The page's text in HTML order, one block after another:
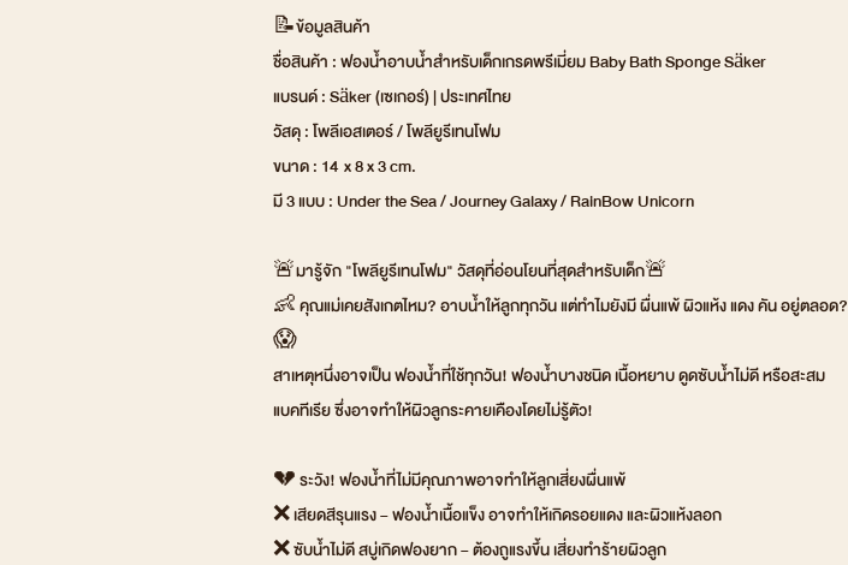
📝ข้อมูลสินค้า
ชื่อสินค้า : ฟองน้ำอาบน้ำสำหรับเด็กเกรดพรีเมี่ยม Baby Bath Sponge Säker
แบรนด์ : Säker (เซเกอร์) | ประเทศไทย
วัสดุ : โพลีเอสเตอร์ / โพลียูรีเทนโฟม
ขนาด : 14 x 8 x 3 cm.
มี 3 แบบ : Under the Sea / Journey Galaxy / RainBow Unicorn
🚨มารู้จัก "โพลียูรีเทนโฟม" วัสดุที่อ่อนโยนที่สุดสำหรับเด็ก🚨
👶 คุณแม่เคยสังเกตไหม? อาบน้ำให้ลูกทุกวัน แต่ทำไมยังมี ผื่นแพ้ ผิวแห้ง แดง คัน อยู่ตลอด?
😱
สาเหตุหนึ่งอาจเป็น ฟองน้ำที่ใช้ทุกวัน! ฟองน้ำบางชนิด เนื้อหยาบ ดูดซับน้ำไม่ดี หรือสะสม
แบคทีเรีย ซึ่งอาจทำให้ผิวลูกระคายเคืองโดยไม่รู้ตัว!
💔 ระวัง! ฟองน้ำที่ไม่มีคุณภาพอาจทำให้ลูกเสี่ยงผื่นแพ้
❌ เสียดสีรุนแรง – ฟองน้ำเนื้อแข็ง อาจทำให้เกิดรอยแดง และผิวแห้งลอก
❌ ซับน้ำไม่ดี สบู่เกิดฟองยาก – ต้องถูแรงขึ้น เสี่ยงทำร้ายผิวลูก